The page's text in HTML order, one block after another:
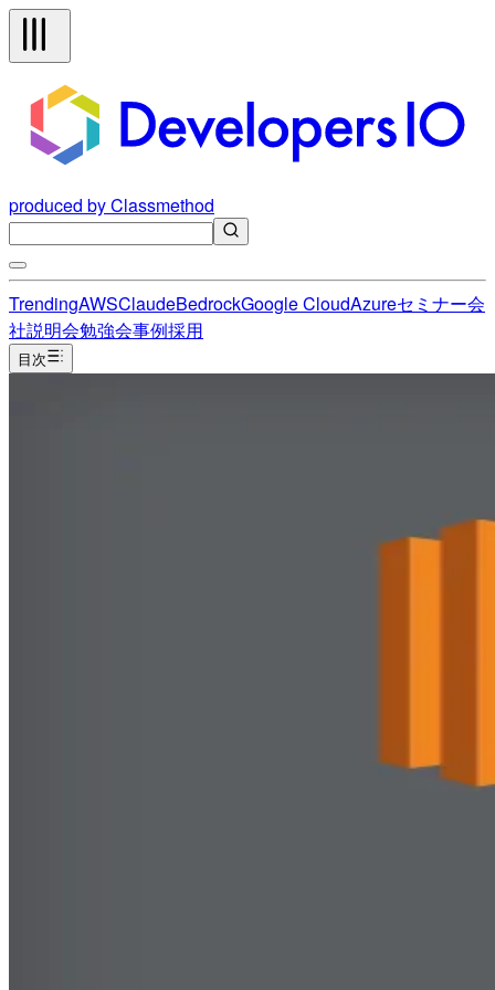
produced by Classmethod
TrendingAWSClaudeBedrockGoogle CloudAzureセミナー会
社説明会勉強会事例採用
目次